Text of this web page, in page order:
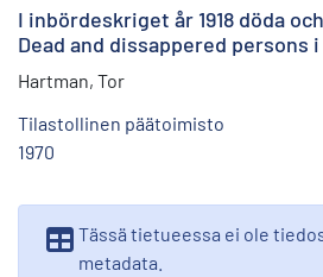
I inbördeskriget år 1918 döda
Dead and dissappered persons i
Hartman, Tor
Tilastollinen päätoimisto
1970
Tässä tietueessa ei ole
metadata.